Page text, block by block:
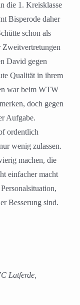
die 1. Kreisklasse
Bisperode daher
schon als
David gegen
Qualität in ihrem
war beim WTW
doch gegen
Aufgabe.
ordentlich
wenig zulassen.
machen, die
einfacher macht
Besserung sind.
Latferde,